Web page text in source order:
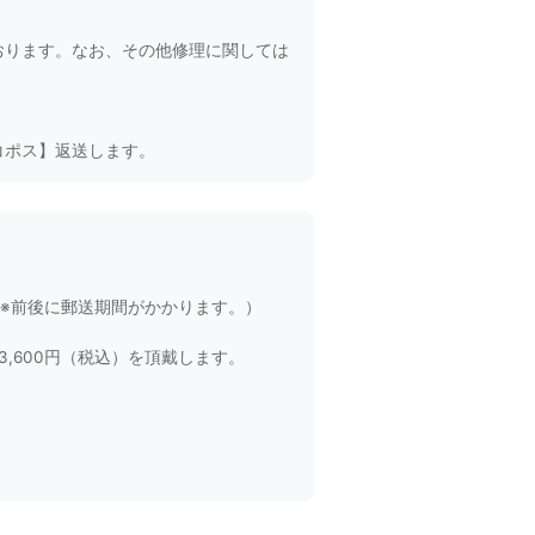
ます。なお、その他修理に関しては
ス】返送します。
後に郵送期間がかかります。）
円（税込）を頂戴します。